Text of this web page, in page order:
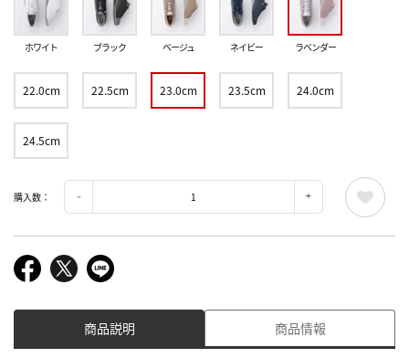
ホワイト ブラック ベージュ ネイビー ラベンダー
22.0cm 22.5cm 23.0cm 23.5cm 24.0cm
24.5cm
購入数：
商品説明 商品情報